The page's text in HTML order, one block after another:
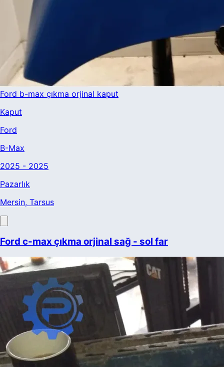
Ford b-max çıkma orjinal kaput
Kaput
Ford
B-Max
2025 - 2025
Pazarlık
Mersin, Tarsus
Ford c-max çıkma orjinal sağ - sol far